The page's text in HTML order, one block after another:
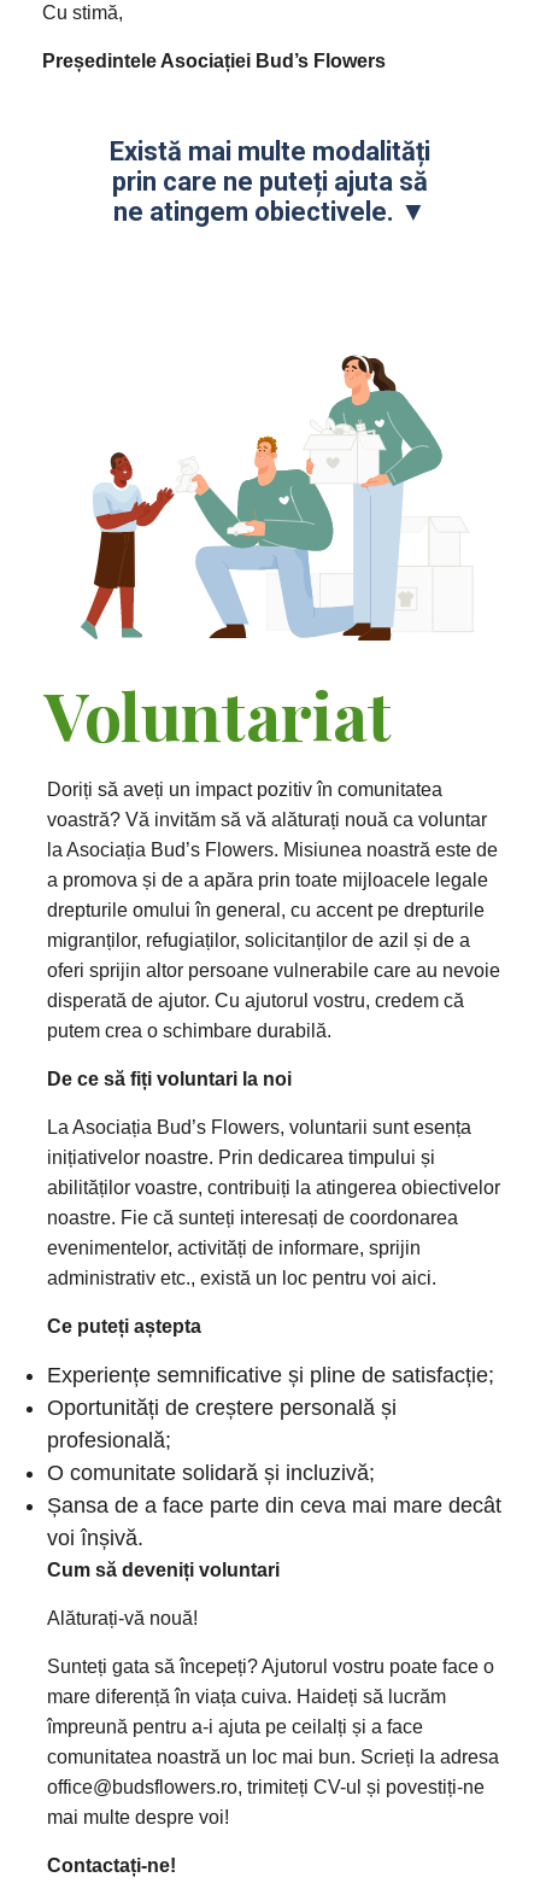
Cu stimă,
Președintele Asociației Bud’s Flowers
Există mai multe modalități
prin care ne puteți ajuta să
ne atingem obiectivele. ▼
Voluntariat
Doriți să aveți un impact pozitiv în comunitatea
voastră? Vă invităm să vă alăturați nouă ca voluntar
la Asociația Bud’s Flowers. Misiunea noastră este de
a promova și de a apăra prin toate mijloacele legale
drepturile omului în general, cu accent pe drepturile
migranților, refugiaților, solicitanților de azil și de a
oferi sprijin altor persoane vulnerabile care au nevoie
disperată de ajutor. Cu ajutorul vostru, credem că
putem crea o schimbare durabilă.
De ce să fiți voluntari la noi
La Asociația Bud’s Flowers, voluntarii sunt esența
inițiativelor noastre. Prin dedicarea timpului și
abilităților voastre, contribuiți la atingerea obiectivelor
noastre. Fie că sunteți interesați de coordonarea
evenimentelor, activități de informare, sprijin
administrativ etc., există un loc pentru voi aici.
Ce puteți aștepta
Experiențe semnificative și pline de satisfacție;
Oportunități de creștere personală și
profesională;
O comunitate solidară și incluzivă;
Șansa de a face parte din ceva mai mare decât
voi înșivă.
Cum să deveniți voluntari
Alăturați-vă nouă!
Sunteți gata să începeți? Ajutorul vostru poate face o
mare diferență în viața cuiva. Haideți să lucrăm
împreună pentru a-i ajuta pe ceilalți și a face
comunitatea noastră un loc mai bun. Scrieți la adresa
office@budsflowers.ro, trimiteți CV-ul și povestiți-ne
mai multe despre voi!
Contactați-ne!